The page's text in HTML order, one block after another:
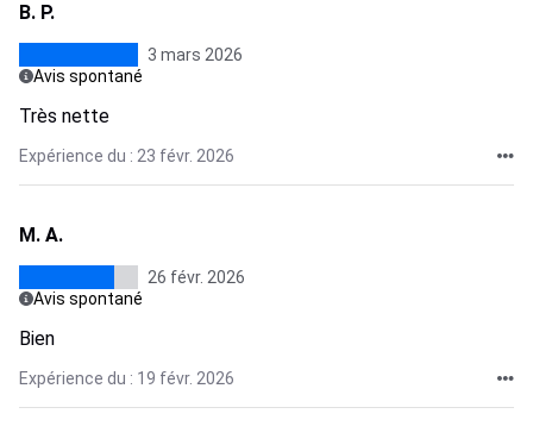
B. P.
3 mars 2026
Avis spontané
Très nette
Expérience du : 23 févr. 2026
M. A.
26 févr. 2026
Avis spontané
Bien
Expérience du : 19 févr. 2026